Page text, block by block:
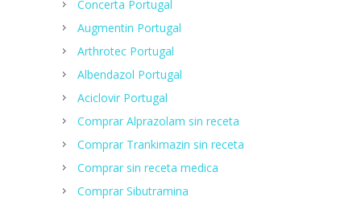
Concerta Portugal
Augmentin Portugal
Arthrotec Portugal
Albendazol Portugal
Aciclovir Portugal
Comprar Alprazolam sin receta
Comprar Trankimazin sin receta
Comprar sin receta medica
Comprar Sibutramina